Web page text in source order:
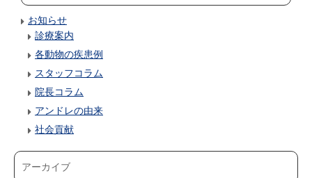
お知らせ
診療案内
各動物の疾患例
スタッフコラム
院長コラム
アンドレの由来
社会貢献
アーカイブ